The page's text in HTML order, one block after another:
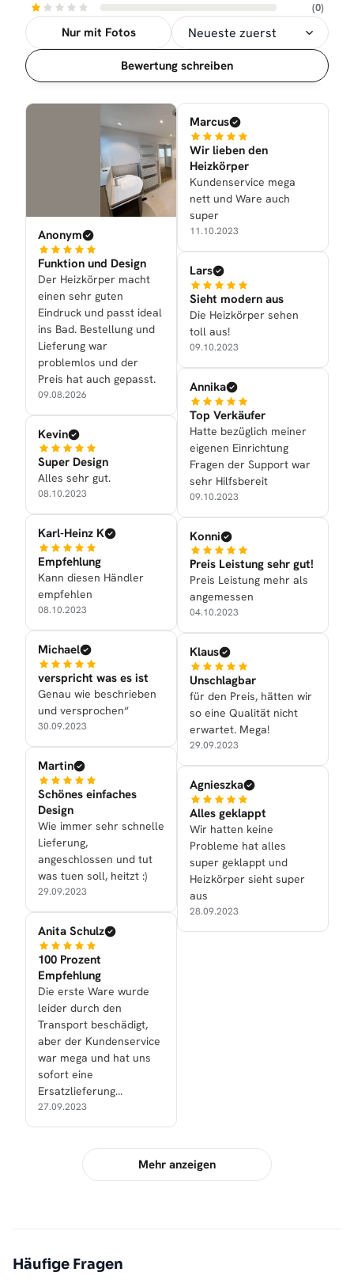
(0)
Nur mit Fotos
Sortierung
Bewertung schreiben
Anonym
Funktion und Design
Der Heizkörper macht
einen sehr guten
Eindruck und passt ideal
ins Bad. Bestellung und
Lieferung war
problemlos und der
Preis hat auch gepasst.
09.08.2026
Kevin
Super Design
Alles sehr gut.
08.10.2023
Karl-Heinz K
Empfehlung
Kann diesen Händler
empfehlen
08.10.2023
Michael
verspricht was es ist
Genau wie beschrieben
und versprochen“
30.09.2023
Martin
Schönes einfaches
Design
Wie immer sehr schnelle
Lieferung,
angeschlossen und tut
was tuen soll, heitzt :)
29.09.2023
Anita Schulz
100 Prozent
Empfehlung
Die erste Ware wurde
leider durch den
Transport beschädigt,
aber der Kundenservice
war mega und hat uns
sofort eine
Ersatzlieferung
zukommen lassen.
27.09.2023
Marcus
Wir lieben den
Heizkörper
Kundenservice mega
nett und Ware auch
super
11.10.2023
Lars
Sieht modern aus
Die Heizkörper sehen
toll aus!
09.10.2023
Annika
Top Verkäufer
Hatte bezüglich meiner
eigenen Einrichtung
Fragen der Support war
sehr Hilfsbereit
09.10.2023
Konni
Preis Leistung sehr gut!
Preis Leistung mehr als
angemessen
04.10.2023
Klaus
Unschlagbar
für den Preis, hätten wir
so eine Qualität nicht
erwartet. Mega!
29.09.2023
Agnieszka
Alles geklappt
Wir hatten keine
Probleme hat alles
super geklappt und
Heizkörper sieht super
aus
28.09.2023
Mehr anzeigen
Häufige Fragen